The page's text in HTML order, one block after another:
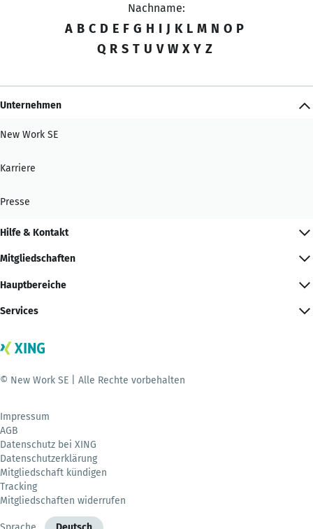
Nachname:
A B C D E F G H I J K L M N O P
Q R S T U V W X Y Z
Unternehmen
New Work SE
Karriere
Presse
Hilfe & Kontakt
Mitgliedschaften
Hauptbereiche
Services
© New Work SE | Alle Rechte vorbehalten
Impressum
AGB
Datenschutz bei XING
Datenschutzerklärung
Mitgliedschaft kündigen
Tracking
Mitgliedschaften widerrufen